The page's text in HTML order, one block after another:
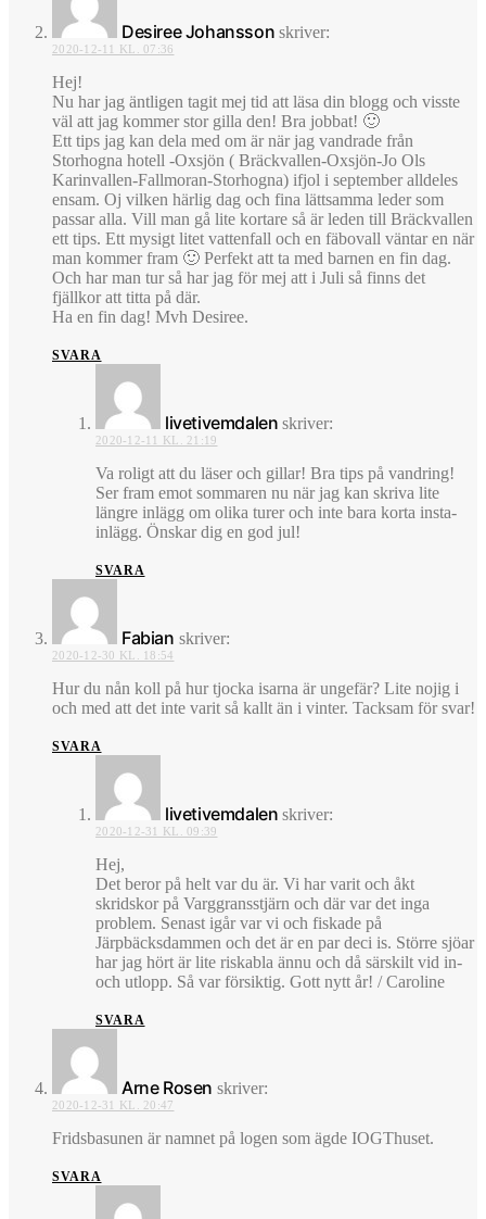
Desiree Johansson skriver:
2020-12-11 KL. 07:36
Hej!
Nu har jag äntligen tagit mej tid att läsa din blogg och visste
väl att jag kommer stor gilla den! Bra jobbat! 🙂
Ett tips jag kan dela med om är när jag vandrade från
Storhogna hotell -Oxsjön ( Bräckvallen-Oxsjön-Jo Ols
Karinvallen-Fallmoran-Storhogna) ifjol i september alldeles
ensam. Oj vilken härlig dag och fina lättsamma leder som
passar alla. Vill man gå lite kortare så är leden till Bräckvallen
ett tips. Ett mysigt litet vattenfall och en fäbovall väntar en när
man kommer fram 🙂 Perfekt att ta med barnen en fin dag.
Och har man tur så har jag för mej att i Juli så finns det
fjällkor att titta på där.
Ha en fin dag! Mvh Desiree.
SVARA
livetivemdalen skriver:
2020-12-11 KL. 21:19
Va roligt att du läser och gillar! Bra tips på vandring!
Ser fram emot sommaren nu när jag kan skriva lite
längre inlägg om olika turer och inte bara korta insta-
inlägg. Önskar dig en god jul!
SVARA
Fabian skriver:
2020-12-30 KL. 18:54
Hur du nån koll på hur tjocka isarna är ungefär? Lite nojig i
och med att det inte varit så kallt än i vinter. Tacksam för svar!
SVARA
livetivemdalen skriver:
2020-12-31 KL. 09:39
Hej,
Det beror på helt var du är. Vi har varit och åkt
skridskor på Varggransstjärn och där var det inga
problem. Senast igår var vi och fiskade på
Järpbäcksdammen och det är en par deci is. Större sjöar
har jag hört är lite riskabla ännu och då särskilt vid in-
och utlopp. Så var försiktig. Gott nytt år! / Caroline
SVARA
Arne Rosen skriver:
2020-12-31 KL. 20:47
Fridsbasunen är namnet på logen som ägde IOGThuset.
SVARA